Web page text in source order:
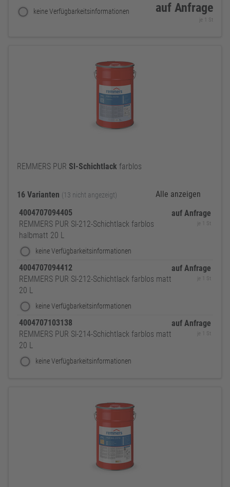
keine Verfügbarkeitsinformationen auf Anfrage
je 1 St
REMMERS PUR Sl-Schichtlack farblos
16 Varianten (13 nicht angezeigt)
Alle anzeigen
4004707094405
REMMERS PUR Sl-212-Schichtlack farblos
halbmatt 20 L
keine Verfügbarkeitsinformationen
auf Anfrage
je 1 St
4004707094412
REMMERS PUR Sl-212-Schichtlack farblos matt
20 L
keine Verfügbarkeitsinformationen
auf Anfrage
je 1 St
4004707103138
REMMERS PUR Sl-214-Schichtlack farblos matt
20 L
keine Verfügbarkeitsinformationen
auf Anfrage
je 1 St